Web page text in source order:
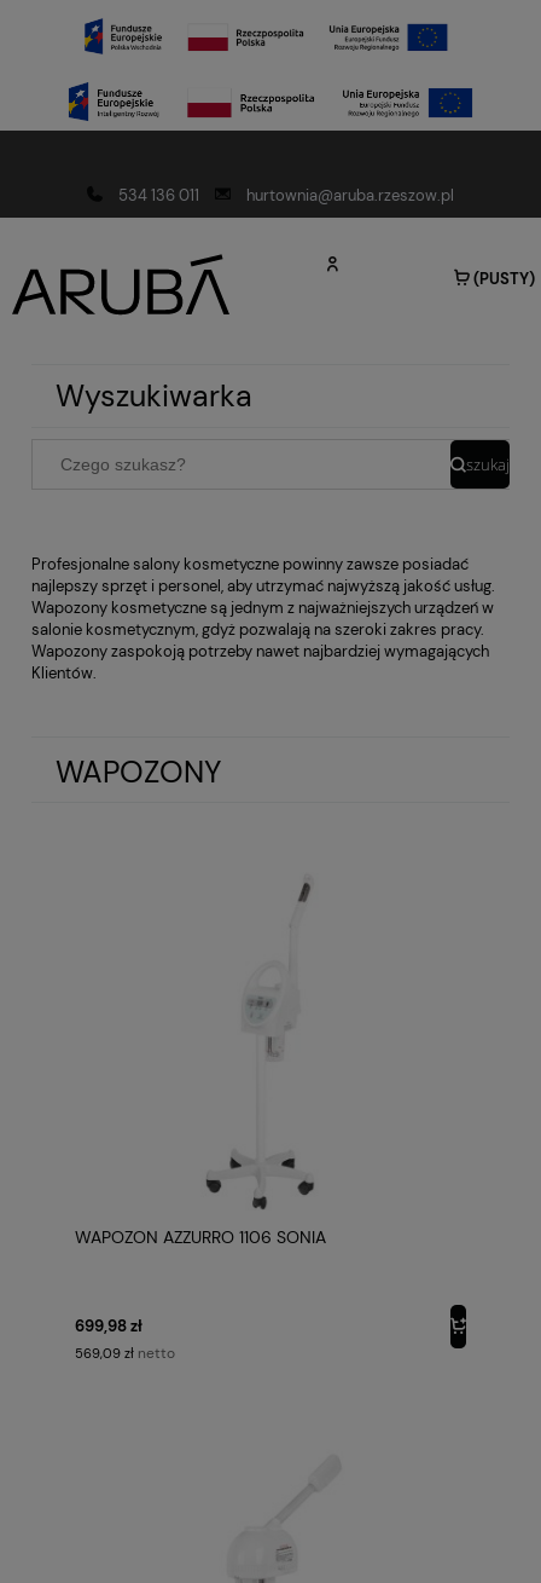
534 136 011
hurtownia@aruba.rzeszow.pl
(PUSTY)
Wyszukiwarka
szukaj
Profesjonalne salony kosmetyczne powinny zawsze posiadać
najlepszy sprzęt i personel, aby utrzymać najwyższą jakość usług.
Wapozony kosmetyczne są jednym z najważniejszych urządzeń w
salonie kosmetycznym, gdyż pozwalają na szeroki zakres pracy.
Wapozony zaspokoją potrzeby nawet najbardziej wymagających
Klientów.
WAPOZONY
WAPOZON AZZURRO 1106 SONIA
699,98 zł
569,09 zł netto